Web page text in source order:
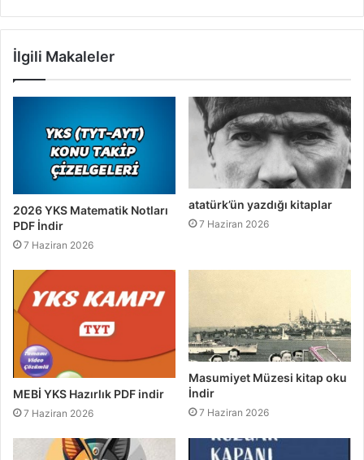
İlgili Makaleler
2026 YKS Matematik Notları
PDF İndir
7 Haziran 2026
atatürk’ün yazdığı kitaplar
7 Haziran 2026
MEBİ YKS Hazırlık PDF indir
7 Haziran 2026
Masumiyet Müzesi kitap oku
İndir
7 Haziran 2026